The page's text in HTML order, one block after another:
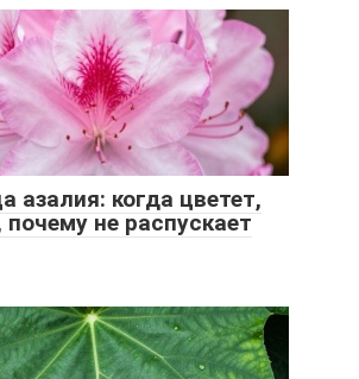
азалия: когда цветет,
не распускает